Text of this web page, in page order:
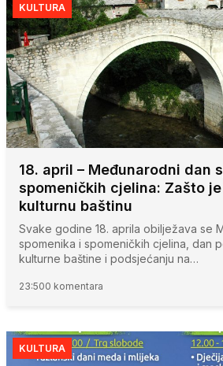
KULTURA
18. april – Međunarodni dan
spomeničkih cjelina: Zašto
kulturnu baštinu
Svake godine 18. aprila obilježava se
spomenika i spomeničkih cjelina, dan
kulturne baštine i podsjećanju na…
23:500 komentara
KULTURA